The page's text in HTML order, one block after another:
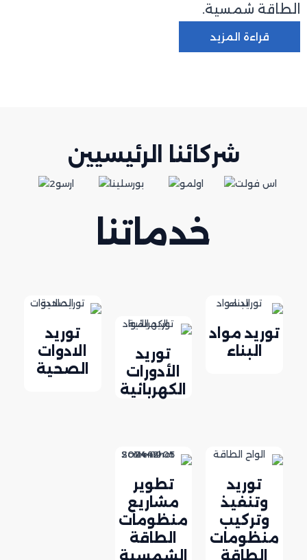
الطاقة شمسية.
قراءة المزيد
شركائنا الرئيسيين
خدماتنا
توريد مواد
البناء
توريد
الأدورات
الكهربائية
توريد
الادوات
الصحية
توريد
وتنفيذ
وتركيب
منظومات
الطاقة
تطوير
مشاريع
منظومات
الطاقة
الشمسية